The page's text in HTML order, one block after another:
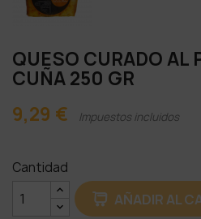
QUESO CURADO AL
CUÑA 250 GR
9,29 €
Impuestos incluidos
Cantidad
AÑADIR AL